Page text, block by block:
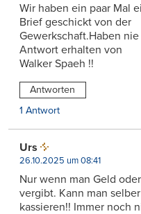
Wir haben ein paar Mal
Brief geschickt von der
Gewerkschaft.Haben
Antwort erhalten von
Walker Spaeh !!
Antworten
1 Antwort
Urs
26.10.2025 um 08:41
Nur wenn man Geld
vergibt. Kann man
kassieren!! Immer noch